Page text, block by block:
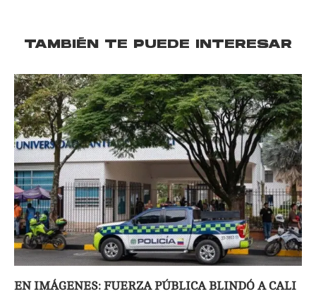
TAMBIÉN TE PUEDE INTERESAR
EN IMÁGENES: FUERZA PÚBLICA BLINDÓ A CALI